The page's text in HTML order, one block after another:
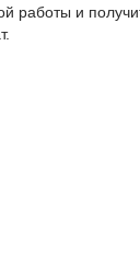
работы и